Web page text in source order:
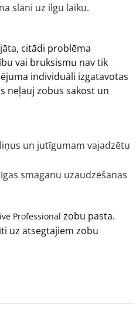
slāni uz ilgu laiku.
citādi problēma
vai bruksismu nav tik
individuāli izgatavotas
neļauj zobus sakost un
un jutīgumam vajadzētu
smaganu uzaudzēšanas
Professional zobu pasta.
uz atsegtajiem zobu